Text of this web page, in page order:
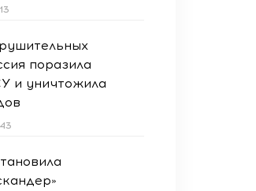
поразила
и уничтожила